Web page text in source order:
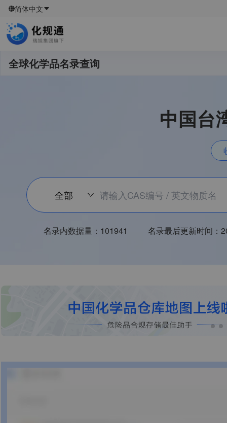
简体中文
全球化学品名录查询
中国台
全部
名录内数据量： 101941 名录最后更新时间：